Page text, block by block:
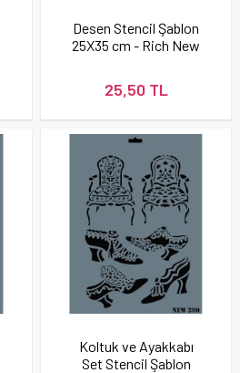
Desen Stencil Şablon
25X35 cm - Rich New
25,50 TL
Koltuk ve Ayakkabı
Set Stencil Şablon